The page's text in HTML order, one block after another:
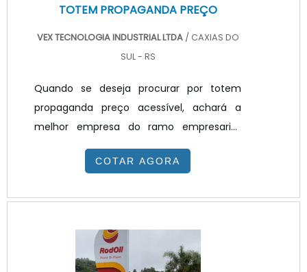
TOTEM PROPAGANDA PREÇO
VEX TECNOLOGIA INDUSTRIAL LTDA / CAXIAS DO
SUL - RS
Quando se deseja procurar por totem
propaganda preço acessível, achará a
melhor empresa do ramo empresarial.
Solicitando um orçamento na melhor
empresa do segmento e encontrando a
benefício.TOTEM PROPAGANDA PREÇO
totem propaganda preço justo e em uma
empresa transparente, vai até o site da
COTAR AGORA